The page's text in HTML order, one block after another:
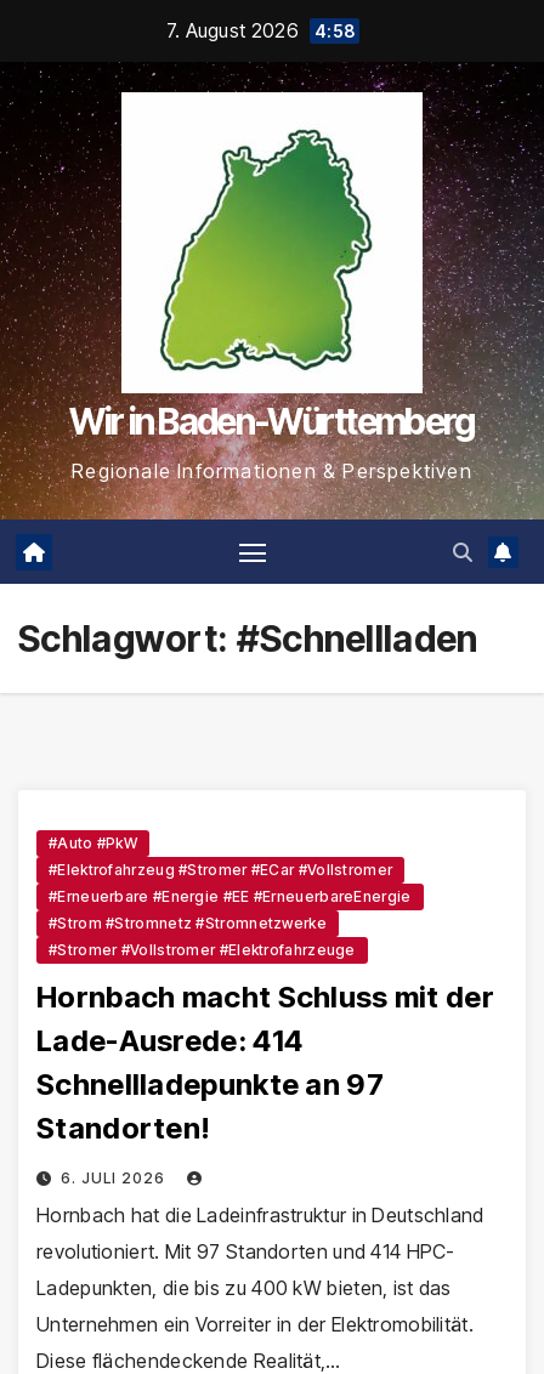
springen
7. August 2026 4:58
Wir in Baden-Württemberg
Regionale Informationen & Perspektiven
Schlagwort: #Schnellladen
#Auto #PkW
#Elektrofahrzeug #Stromer #eCar #Vollstromer
#Erneuerbare #Energie #EE #ErneuerbareEnergie
#Strom #Stromnetz #Stromnetzwerke
#Stromer #Vollstromer #Elektrofahrzeuge
Hornbach macht Schluss mit der
Lade-Ausrede: 414
Schnellladepunkte an 97
Standorten!
6. JULI 2026
Hornbach hat die Ladeinfrastruktur in Deutschland
revolutioniert. Mit 97 Standorten und 414 HPC-
Ladepunkten, die bis zu 400 kW bieten, ist das
Unternehmen ein Vorreiter in der Elektromobilität.
Diese flächendeckende Realität,…